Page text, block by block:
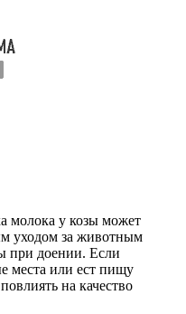
молока у козы может
уходом за животным
при доении. Если
места или ест пищу
на качество